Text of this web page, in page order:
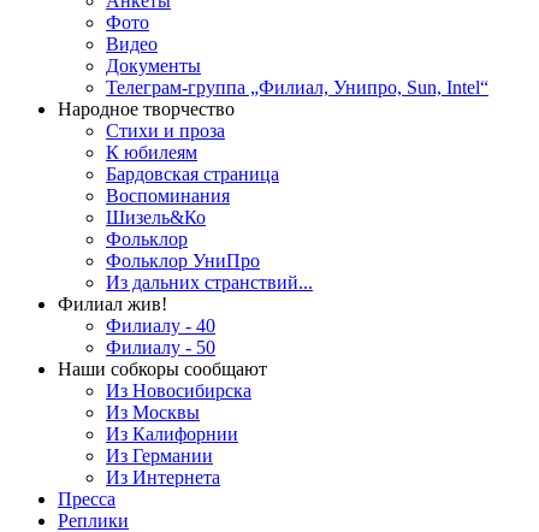
Фото
Видео
Документы
Телеграм-группа „Филиал, Унипро, Sun, Intel“
Народное творчество
Стихи и проза
К юбилеям
Бардовская страница
Воспоминания
Шизель&Ко
Фольклор
Фольклор УниПро
Из дальних странствий...
Филиал жив!
Филиалу - 40
Филиалу - 50
Наши собкоры сообщают
Из Новосибирска
Из Москвы
Из Калифорнии
Из Германии
Из Интернета
Пресса
Реплики